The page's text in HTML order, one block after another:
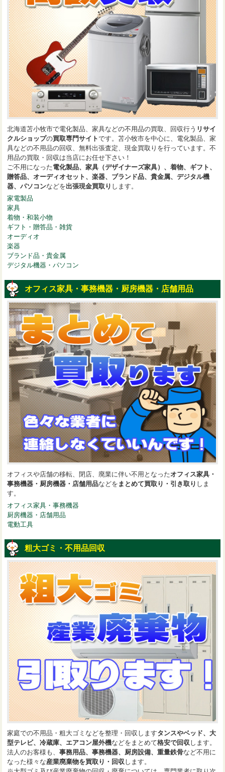
北海道苫小牧市で電化製品、家具などの不用品の買取、回収行う リサイ
クルショップの買取専門サイトです。苫小牧市を中心に、電化製品、家
具などの不用品の回収、無料出張査定、現金買取りを行っています。不
用品の買取・回収は当店にお任せ下さい！
ご不用になった電化製品、家具（デザイナーズ家具）、着物、ギフト、
贈答品、オーディオセット、楽器、ブランド品、貴金属、デジタル機
器、パソコンなどを出張現金買取り します。
家電製品
家具
着物・和装小物
ギフト・贈答品・雑貨
オーディオ
楽器
ブランド品・貴金属
デジタル機器・パソコン
オフィス家具・事務機器・厨房機器・店舗用品
オフィスや店舗の移転、閉店、廃業に伴い不用となったオフィス家具・
事務機器・厨房機器・店舗用品などを まとめて買取り・引き取り しま
す。
オフィス家具・事務機器
厨房機器・店舗用品
電動工具
粗大ゴミ・不用品回収
家庭での不用品・粗大ゴミなどを整理・回収しますタンスやベッド、大
型テレビ、冷蔵庫、エアコン屋外機などをまとめて格安で回収します。
法人のお客様も、 事務用品、事務機器、厨房設備、重量鉄骨など不用に
なった様々な産業廃棄物を買取り・回収します。